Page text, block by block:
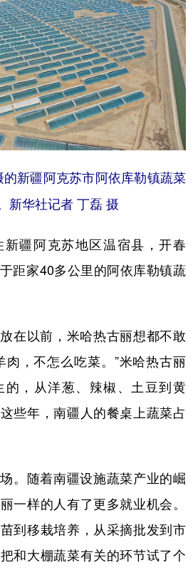
湖北 湖南
海南 重庆
云南 西藏
青海 宁夏
黑龙江
日本語 한국어
的新疆阿克苏市阿依库勒镇蔬菜
新华社记者 丁磊 摄
疆阿克苏地区温宿县，开春
距家40多公里的阿依库勒镇蔬
以前，米哈热古丽想都不敢
肉，不怎么吃菜。”米哈热古丽
的，从洋葱、辣椒、土豆到黄
些年，南疆人的餐桌上蔬菜占
随着南疆设施蔬菜产业的崛
一样的人有了更多就业机会。
到移栽培养，从采摘批发到市
和大棚蔬菜有关的环节试了个